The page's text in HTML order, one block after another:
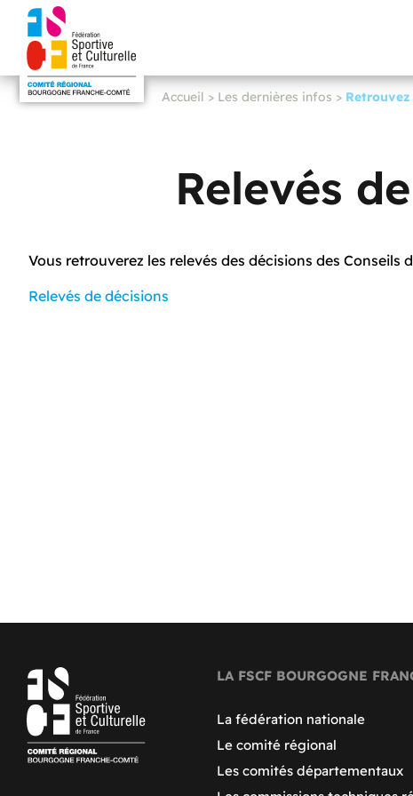
Accueil > Les dernières infos >
Relevés
Vous retrouverez les relevés des décisions des Conseils
Relevés de décisions
LA FSCF BOURGOGNE
La fédération nationale
Le comité régional
Les comités départementaux